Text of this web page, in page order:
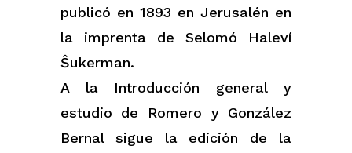
publicó en 1893 en Jerusalén en
la imprenta de Selomó Haleví
Ŝukerman.
A la Introducción general y
estudio de Romero y González
Bernal sigue la edición de la